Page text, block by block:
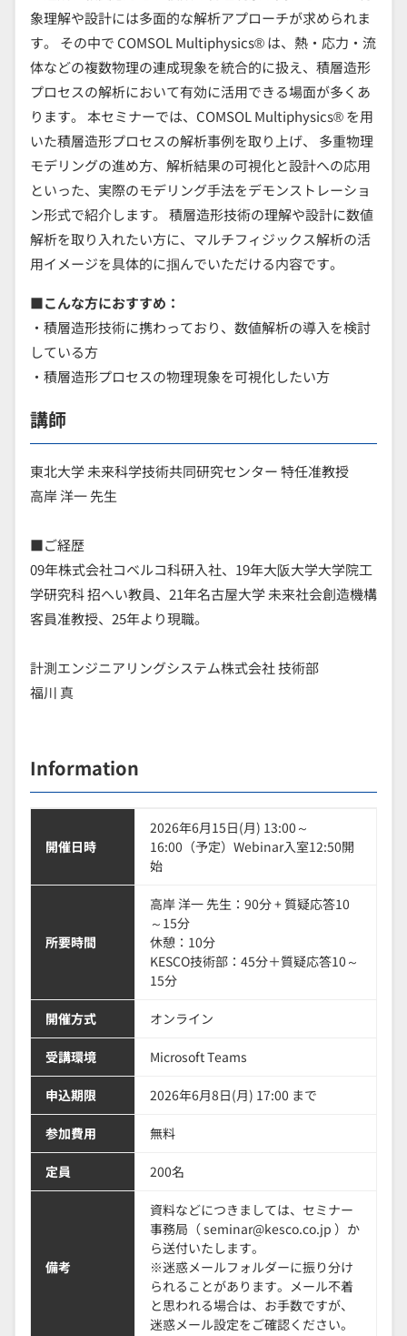
象理解や設計には多面的な解析アプローチが求められま
す。 その中で COMSOL Multiphysics® は、熱・応力・流
体などの複数物理の連成現象を統合的に扱え、積層造形
プロセスの解析において有効に活用できる場面が多くあ
ります。 本セミナーでは、COMSOL Multiphysics® を用
いた積層造形プロセスの解析事例を取り上げ、 多重物理
モデリングの進め方、解析結果の可視化と設計への応用
といった、実際のモデリング手法をデモンストレーショ
ン形式で紹介します。 積層造形技術の理解や設計に数値
解析を取り入れたい方に、マルチフィジックス解析の活
用イメージを具体的に掴んでいただける内容です。
■こんな方におすすめ：
・積層造形技術に携わっており、数値解析の導入を検討
している方
・積層造形プロセスの物理現象を可視化したい方
講師
東北大学 未来科学技術共同研究センター 特任准教授
高岸 洋一 先生
■ご経歴
09年株式会社コベルコ科研入社、19年大阪大学大学院工
学研究科 招へい教員、21年名古屋大学 未来社会創造機構
客員准教授、25年より現職。
計測エンジニアリングシステム株式会社 技術部
福川 真
Information
開催日時
2026年6月15日(月) 13:00～
16:00（予定）Webinar入室12:50開
始
所要時間
高岸 洋一 先生：90分 + 質疑応答10
～15分
休憩：10分
KESCO技術部：45分＋質疑応答10～
15分
開催方式 オンライン
受講環境 Microsoft Teams
申込期限 2026年6月8日(月) 17:00 まで
参加費用 無料
定員 200名
備考
資料などにつきましては、セミナー
事務局（ seminar@kesco.co.jp ）か
ら送付いたします。
※迷惑メールフォルダーに振り分け
られることがあります。メール不着
と思われる場合は、お手数ですが、
迷惑メール設定をご確認ください。